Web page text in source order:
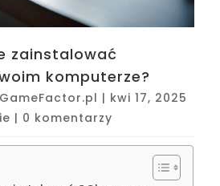
zainstalować
komputerze?
GameFactor.pl | kwi 17, 2025
| 0 komentarzy